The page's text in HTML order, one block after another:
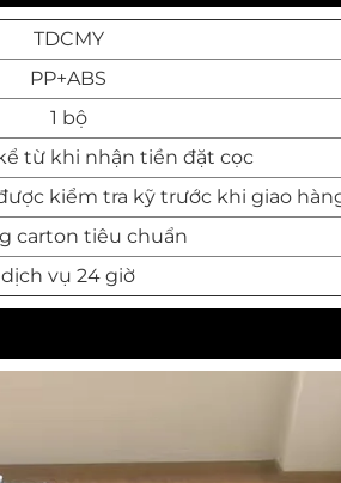
TDCMY
PP+ABS
1 bộ
từ khi nhận tiền đặt cọc
kiểm tra kỹ trước khi giao
carton tiêu chuẩn
dịch vụ 24 giờ